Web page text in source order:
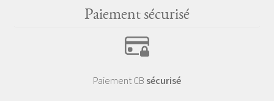
Paiement sécurisé
Paiement CB sécurisé